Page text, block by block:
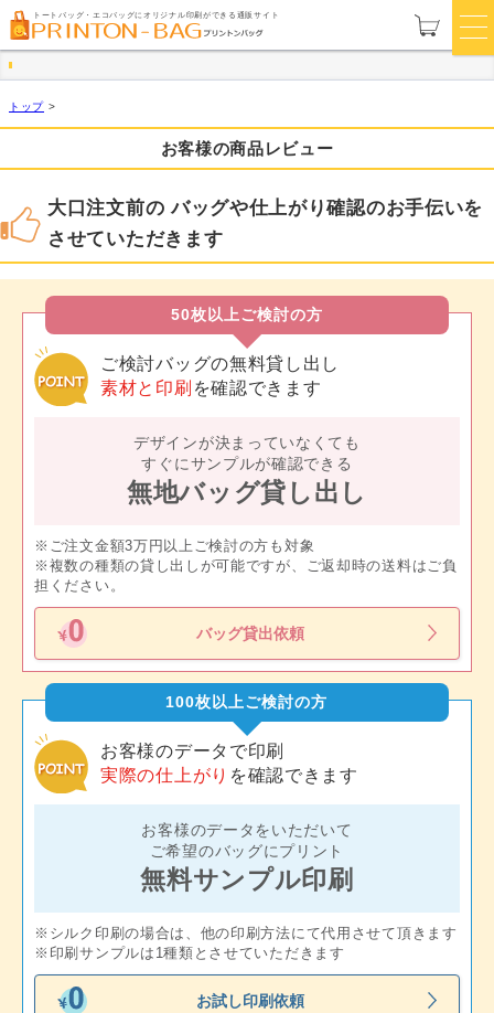
トートバッグ・エコバッグにオリジナル印刷ができる通販サイト
トップ >
お客様の商品レビュー
大口注文前の バッグや仕上がり確認のお手伝いを
させていただきます
50枚以上ご検討の方
ご検討バッグの無料貸し出し
素材と印刷 を確認できます
デザインが決まっていなくても
すぐにサンプルが確認できる
無地バッグ貸し出し
※ご注文金額3万円以上ご検討の方も対象
※複数の種類の貸し出しが可能ですが、ご返却時の送料はご負
担ください。
バッグ貸出依頼
100枚以上ご検討の方
お客様のデータで印刷
実際の仕上がり を確認できます
お客様のデータをいただいて
ご希望のバッグにプリント
無料サンプル印刷
※シルク印刷の場合は、他の印刷方法にて代用させて頂きます
※印刷サンプルは1種類とさせていただきます
お試し印刷依頼